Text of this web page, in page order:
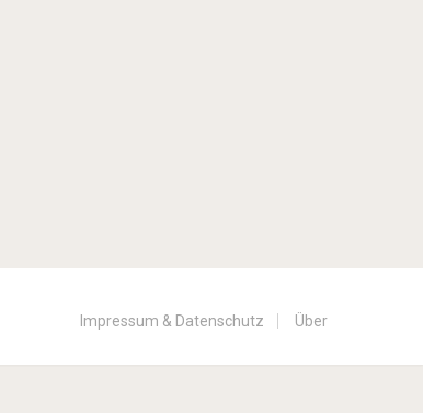
Impressum & Datenschutz Über